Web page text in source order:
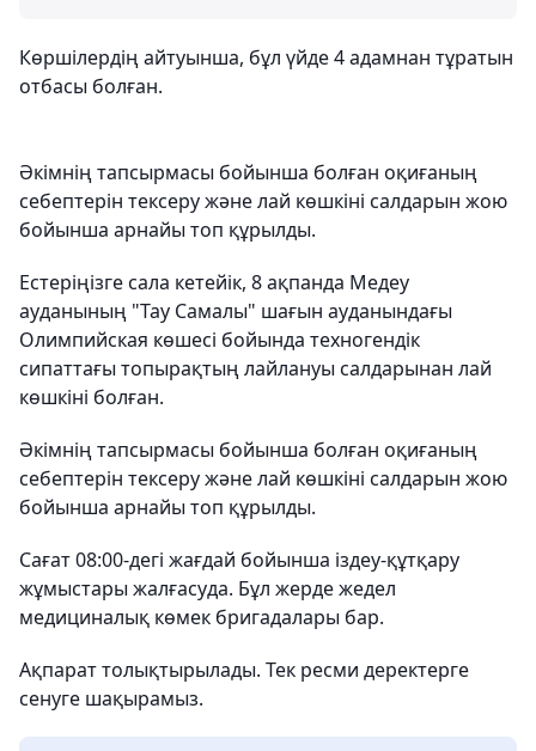
Көршілердің айтуынша, бұл үйде 4 адамнан тұратын
отбасы болған.
Әкімнің тапсырмасы бойынша болған оқиғаның
себептерін тексеру және лай көшкіні салдарын жою
бойынша арнайы топ құрылды.
Естеріңізге сала кетейік, 8 ақпанда Медеу
ауданының "Тау Самалы" шағын ауданындағы
Олимпийская көшесі бойында техногендік
сипаттағы топырақтың лайлануы салдарынан лай
көшкіні болған.
Әкімнің тапсырмасы бойынша болған оқиғаның
себептерін тексеру және лай көшкіні салдарын жою
бойынша арнайы топ құрылды.
Сағат 08:00-дегі жағдай бойынша іздеу-құтқару
жұмыстары жалғасуда. Бұл жерде жедел
медициналық көмек бригадалары бар.
Ақпарат толықтырылады. Тек ресми деректерге
сенуге шақырамыз.